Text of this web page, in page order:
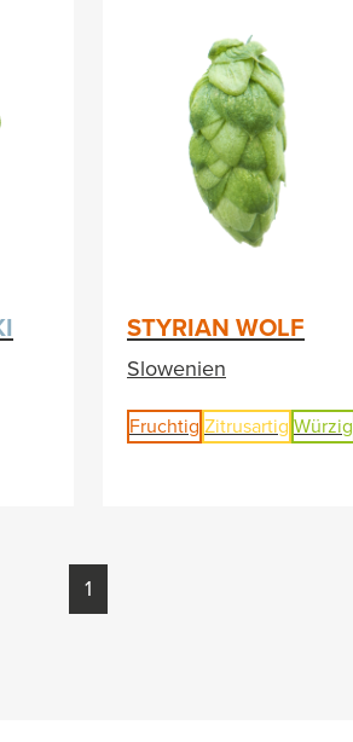
STYRIAN WOLF
Slowenien
Fruchtig Zitrusartig Würzig
1